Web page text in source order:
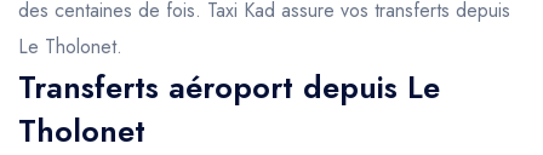
des centaines de fois. Taxi Kad assure vos transferts depuis
Le Tholonet.
Transferts aéroport depuis Le
Tholonet